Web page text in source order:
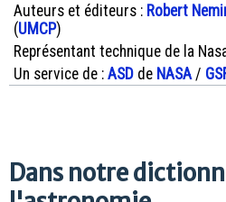
Auteurs et éditeurs : Robert
(UMCP)
Représentant technique de la
Un service de : ASD de NASA /
Dans notre